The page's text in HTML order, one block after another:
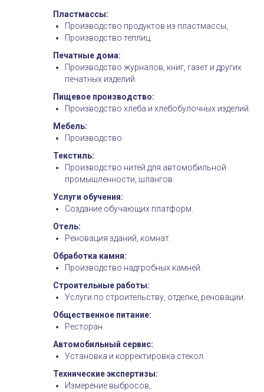
Пластмассы:
Производство продуктов из пластмассы,
Производство теплиц.
Печатные дома:
Производство журналов, книг, газет и других
печатных изделий.
Пищевое производство:
Производство хлеба и хлебобулочных изделий.
Мебель:
Производство.
Текстиль:
Производство нитей для автомобильной
промышленности, шлангов.
Услуги обучения:
Создание обучающих платформ.
Отель:
Реновация зданий, комнат.
Обработка камня:
Производство надгробных камней.
Строительные работы:
Услуги по строительству, отделке, реновации.
Общественное питание:
Ресторан.
Автомобильный сервис:
Установка и корректировка стекол.
Технические экспертизы:
Измерение выбросов,